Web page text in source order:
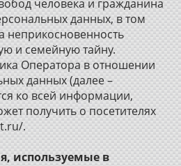
человека и гражданина
данных, в том
неприкосновенность
и семейную тайну.
Оператора в отношении
данных (далее –
ко всей информации,
получить о посетителях
.
используемые в